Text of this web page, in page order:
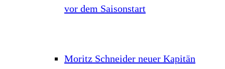
vor dem Saisonstart
Moritz Schneider neuer Kapitän